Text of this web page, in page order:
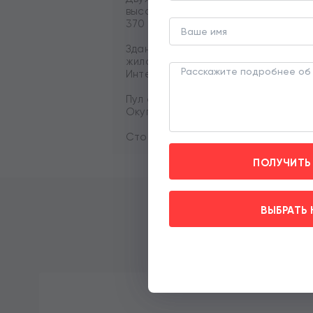
высота потолка 3 м, витринные
370 кВт. Парковка перед
Здание располагается на первой
жилого массива, рядом остановка
Интенсивный автомобильный и
Пул арендаторов. Общая
Окупаемость 8,1 лет.
Стоимость 300 млн. рублей. Без
ВЫБРАТЬ